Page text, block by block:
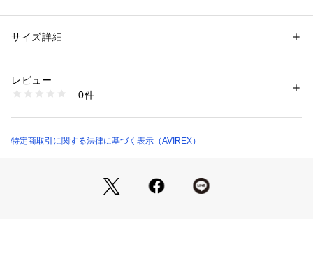
す。
※付属品：保管箱/箱の特性上、輸送中に多少破損する場合がご
1856年に設立した英国王室御用達のラバーブーツブランド。
性別：キッズ・ベビー
素材：（表生地）ゴム底（裏生地）ポリエステル 100%
洗濯：-
※詳しい洗濯方法については、商品の品質表示タグをご覧ください
7832990921 （ショップ）
サイズ詳細
レビュー
0件
特定商取引に関する法律に基づく表示（AVIREX）